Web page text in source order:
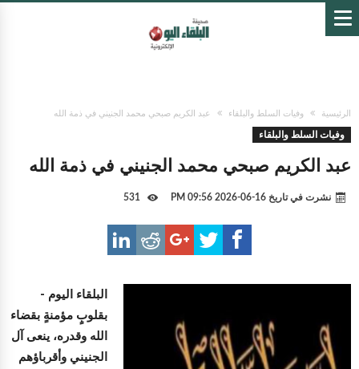
الرئيسية وفيات السلط والبلقاء عبد الكريم صبحي محمد الجنيني في ذمة الله
وفيات السلط والبلقاء
عبد الكريم صبحي محمد الجنيني في ذمة الله
نشرت في تاريخ 16-06-2026 09:56 PM
البلقاء اليوم -
بقلوبٍ مؤمنةٍ بقضاء
الله وقدره، ينعى آل
الجنيني وأقرباؤهم